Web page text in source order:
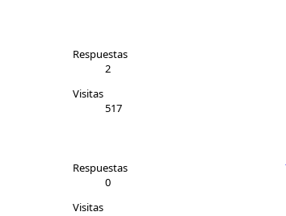
Respuestas
2
Visitas
517
Respuestas
0
Visitas